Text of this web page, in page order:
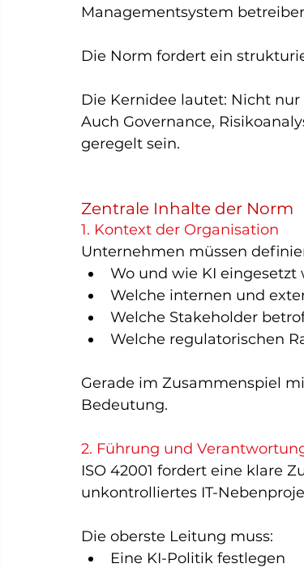
Managementsystem
Die Norm fordert ein
Die Kernidee lautet: Nicht
Auch Governance,
geregelt sein.
Zentrale Inhalte der Norm
1. Kontext der Organisation
Unternehmen müssen
Wo und wie KI eingesetzt
Welche internen und
Welche Stakeholder
Welche regulatorischen
Gerade im Zusammenspiel
Bedeutung.
2. Führung und
ISO 42001 fordert eine klare
unkontrolliertes IT-
Die oberste Leitung muss:
Eine KI-Politik festlegen